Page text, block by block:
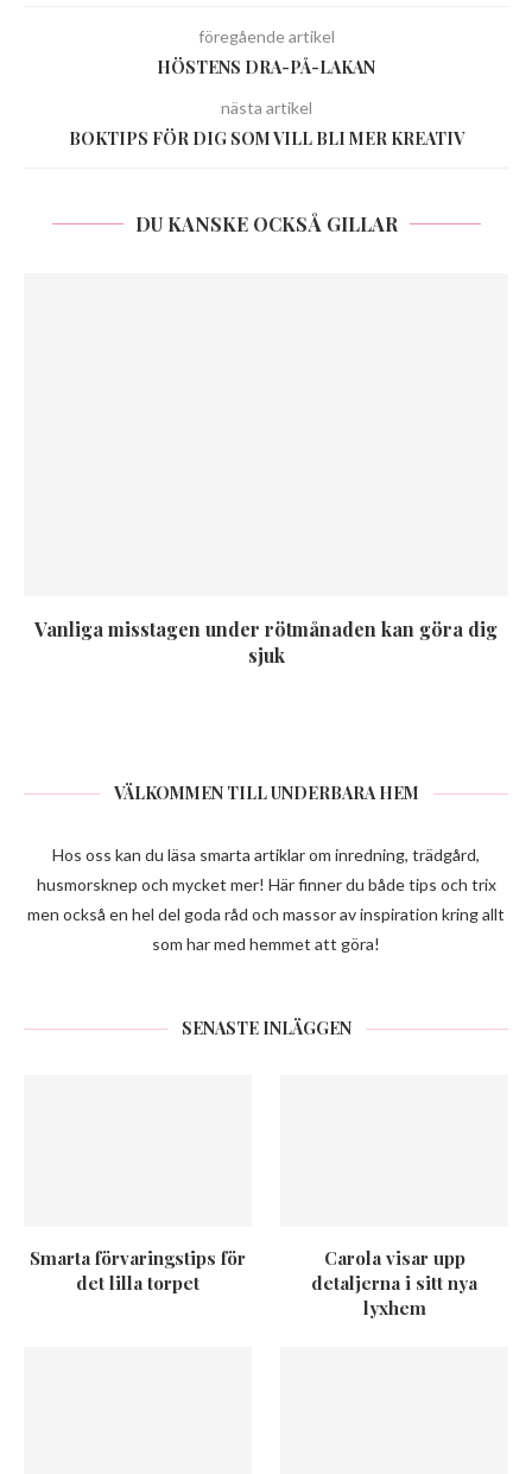
föregående artikel
HÖSTENS DRA-PÅ-LAKAN
nästa artikel
BOKTIPS FÖR DIG SOM VILL BLI MER KREATIV
DU KANSKE OCKSÅ GILLAR
Vanliga misstagen under rötmånaden kan göra dig
sjuk
VÄLKOMMEN TILL UNDERBARA HEM
Hos oss kan du läsa smarta artiklar om inredning, trädgård,
husmorsknep och mycket mer! Här finner du både tips och trix
men också en hel del goda råd och massor av inspiration kring allt
som har med hemmet att göra!
SENASTE INLÄGGEN
Smarta förvaringstips för
det lilla torpet
Carola visar upp
detaljerna i sitt nya
lyxhem